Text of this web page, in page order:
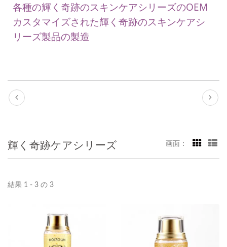
各種の輝く奇跡のスキンケアシリーズのOEM
カスタマイズされた輝く奇跡のスキンケアシ
リーズ製品の製造
輝く奇跡ケアシリーズ 画面：
結果 1 - 3 の 3